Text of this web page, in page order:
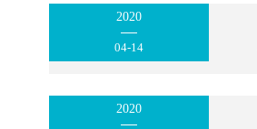
2020
04-14
2020